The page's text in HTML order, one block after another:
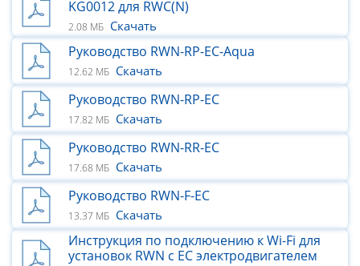
KG0012 для RWC(N)
2.08 МБ Скачать
Руководство RWN-RP-ЕС-Aqua
12.62 МБ Скачать
Руководство RWN-RP-ЕС
17.82 МБ Скачать
Руководство RWN-RR-EC
17.68 МБ Скачать
Руководство RWN-F-EC
13.37 МБ Скачать
Инструкция по подключению к Wi-Fi для
установок RWN с ЕС электродвигателем